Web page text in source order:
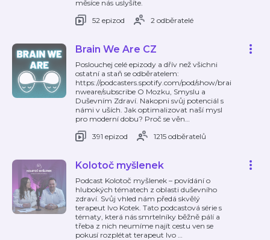
měsíce nás uslyšíte.
52 epizod
2 odběratelé
Brain We Are CZ
Poslouchej celé epizody a dřív než všichni
ostatní a staň se odběratelem:
https://podcasters.spotify.com/pod/show/brai
nweare/subscribe O Mozku, Smyslu a
Duševním Zdraví. Nakopni svůj potenciál s
námi v uších. Jak optimalizovat naší mysl
pro moderní dobu? Proč se věn…
391 epizod
1215 odběratelů
Kolotoč myšlenek
Podcast Kolotoč myšlenek – povídání o
hlubokých tématech z oblasti duševního
zdraví. Svůj vhled nám předá skvělý
terapeut Ivo Kotek. Tato podcastová série s
tématy, která nás smrtelníky běžně pálí a
třeba z nich neumíme najít cestu ven se
pokusí rozplétat terapeut Ivo …